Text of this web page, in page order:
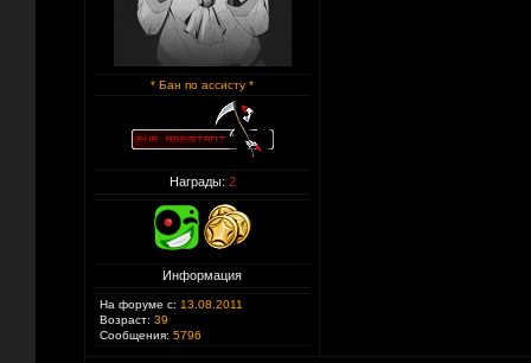
* Бан по ассисту *
Награды: 2
Информация
На форуме с: 13.08.2011
Возраст: 39
Сообщения: 5796